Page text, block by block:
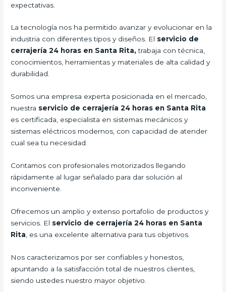
expectativas.
La tecnología nos ha permitido avanzar y evolucionar en la
industria con diferentes tipos y diseños. El servicio de
cerrajería 24 horas en Santa Rita,trabaja con técnica,
conocimientos, herramientas y materiales de alta calidad y
durabilidad.
Somos una empresa experta posicionada en el mercado,
nuestra servicio de cerrajería 24 horas en Santa Rita
es certificada, especialista en sistemas mecánicos y
sistemas eléctricos modernos, con capacidad de atender
cual sea tu necesidad.
Contamos con profesionales motorizados llegando
rápidamente al lugar señalado para dar solución al
inconveniente.
Ofrecemos un amplio y extenso portafolio de productos y
servicios. El servicio de cerrajería 24 horas en Santa
Rita , es una excelente alternativa para tus objetivos.
Nos caracterizamos por ser confiables y honestos,
apuntando a la satisfacción total de nuestros clientes,
siendo ustedes nuestro mayor objetivo.